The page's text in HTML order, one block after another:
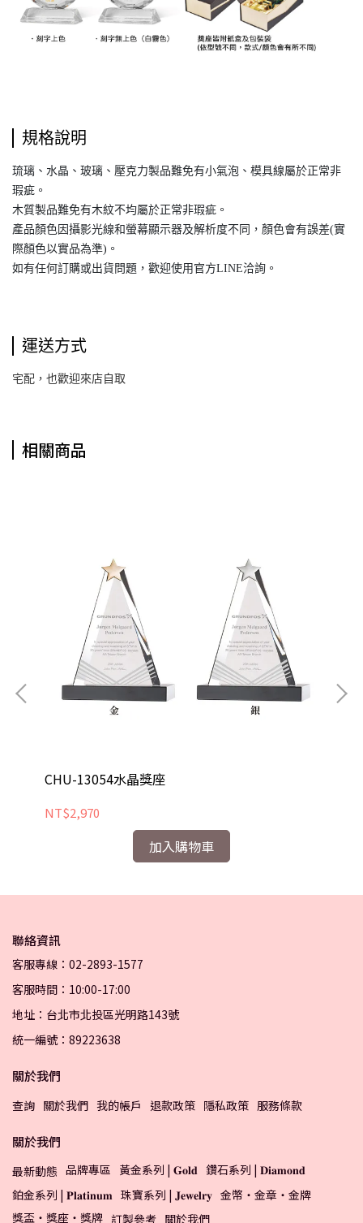
規格說明
琉璃、水晶、玻璃、壓克力製品難免有小氣泡、模具線屬於正常非
瑕疵。
木質製品難免有木紋不均屬於正常非瑕疵。
產品顏色因攝影光線和螢幕顯示器及解析度不同，顏色會有誤差(實
際顏色以實品為準)。
如有任何訂購或出貨問題，歡迎使用官方LINE洽詢。
運送方式
宅配，也歡迎來店自取
相關商品
CHU-13054水晶獎座
NT$2,970
加入購物車
聯絡資訊
客服專線：02-2893-1577
客服時間：10:00-17:00
地址：台北市北投區光明路143號
統一編號：89223638
關於我們
查詢 關於我們 我的帳戶 退款政策 隱私政策 服務條款
關於我們
最新動態 品牌專區 黃金系列 | 𝐆𝐨𝐥𝐝 鑽石系列 | 𝐃𝐢𝐚𝐦𝐨𝐧𝐝
鉑金系列 | 𝐏𝐥𝐚𝐭𝐢𝐧𝐮𝐦 珠寶系列 | 𝐉𝐞𝐰𝐞𝐥𝐫𝐲 金幣・金章・金牌
獎盃・獎座・獎牌 訂製參考 關於我們